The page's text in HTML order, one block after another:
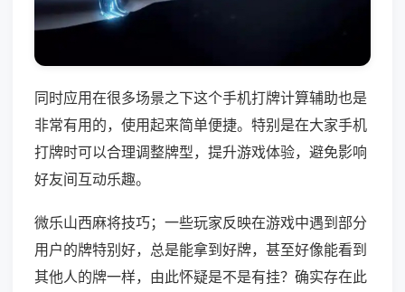
同时应用在很多场景之下这个手机打牌计算辅助也是
非常有用的，使用起来简单便捷。特别是在大家手机
打牌时可以合理调整牌型，提升游戏体验，避免影响
好友间互动乐趣。
微乐山西麻将技巧；一些玩家反映在游戏中遇到部分
用户的牌特别好，总是能拿到好牌，甚至好像能看到
其他人的牌一样，由此怀疑是不是有挂？确实存在此